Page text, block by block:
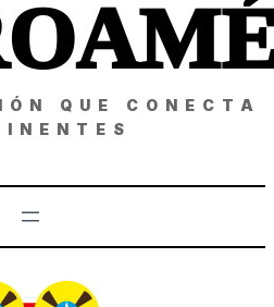
QUE CONECTA